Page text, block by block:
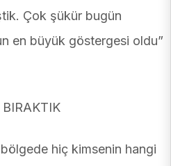
Çok şükür bugün
en büyük göstergesi oldu”
BIRAKTIK
hiç kimsenin hangi